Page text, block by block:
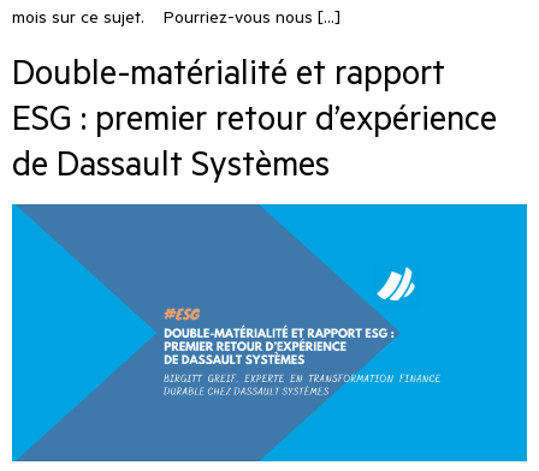
mois sur ce sujet. Pourriez-vous nous […]
Double-matérialité et rapport
ESG : premier retour d’expérience
de Dassault Systèmes